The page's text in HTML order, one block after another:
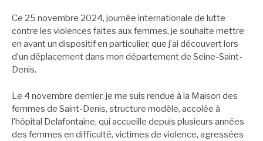
Ce 25 novembre 2024, journée internationale de lutte
contre les violences faites aux femmes, je souhaite mettre
en avant un dispositif en particulier, que j’ai découvert lors
d’un déplacement dans mon département de Seine-Saint-
Denis.
Le 4 novembre dernier, je me suis rendue à la Maison des
femmes de Saint-Denis, structure modèle, accolée à
l’hôpital Delafontaine, qui accueille depuis plusieurs années
des femmes en difficulté, victimes de violence, agressées